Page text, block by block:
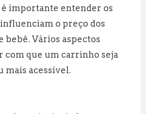
é importante entender os
o preço dos
bebê. Vários aspectos
com que um carrinho seja
mais acessível.